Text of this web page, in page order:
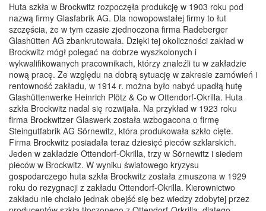
Huta szkła w Brockwitz rozpoczęła produkcję w 1903 roku pod
nazwą firmy Glasfabrik AG. Dla nowopowstałej firmy to łut
szczęścia, że w tym czasie zjednoczona firma Radeberger
Glashütten AG zbankrutowała. Dzięki tej okoliczności zakład w
Brockwitz mógł polegać na dobrze wyszkolonych i
wykwalifikowanych pracownikach, którzy znaleźli tu w zakładzie
nową pracę. Ze względu na dobrą sytuację w zakresie zamówień i
rentowność zakładu, w 1914 r. można było nabyć upadłą hutę
Glashüttenwerke Heinrich Plötz & Co w Ottendorf-Okrilla. Huta
szkła Brockwitz nadal się rozwijała. Na przykład w 1923 roku
firma Brockwitzer Glaswerk została wzbogacona o firmę
Steingutfabrik AG Sörnewitz, która produkowała szkło cięte.
Firma Brockwitz posiadała teraz dziesięć pieców szklarskich.
Jeden w zakładzie Ottendorf-Okrilla, trzy w Sörnewitz i siedem
pieców w Brockwitz. W wyniku światowego kryzysu
gospodarczego huta szkła Brockwitz została zmuszona w 1929
roku do rezygnacji z zakładu Ottendorf-Okrilla. Kierownictwo
zakładu nie chciało jednak obejść się bez wiedzy zdobytej przez